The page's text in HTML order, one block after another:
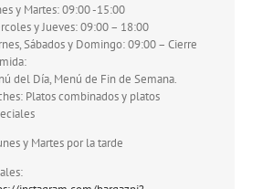
y Martes: 09:00 -15:00
y Jueves: 09:00 – 18:00
Sábados y Domingo: 09:00 – Cierre
del Día, Menú de Fin de Semana.
Platos combinados y platos
y Martes por la tarde